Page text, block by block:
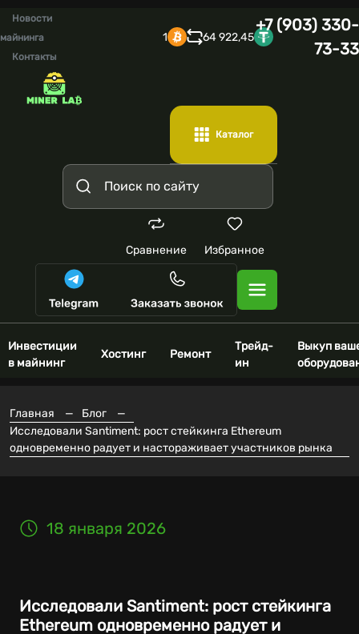
Новости
майнинга
Контакты
1 64 922,45
+7 (903) 330-
73-33
Каталог
Сравнение Избранное
Инвестиции
в майнинг
Хостинг Ремонт
Трейд-
ин
Выкуп
Главная — Блог
—
Исследовали Santiment: рост стейкинга Ethereum
одновременно радует и настораживает участников рынка
18 января 2026
Исследовали Santiment: рост стейкинга
Ethereum одновременно радует и